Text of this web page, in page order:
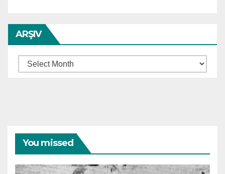
ARŞIV
Arşiv
You missed